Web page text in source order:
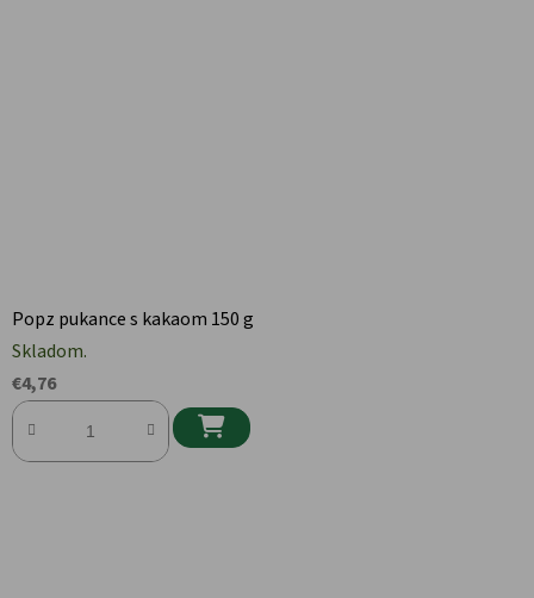
Popz pukance s kakaom 150 g
Skladom.
€4,76
